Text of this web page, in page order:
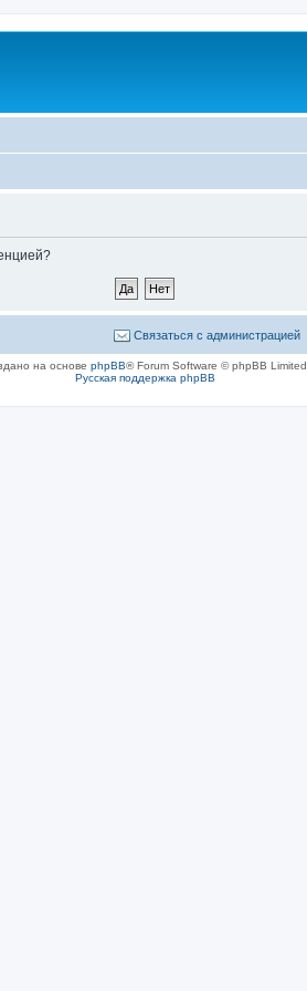
Связаться с администрацией
на основе phpBB® Forum Software © phpBB Limited
Русская поддержка phpBB